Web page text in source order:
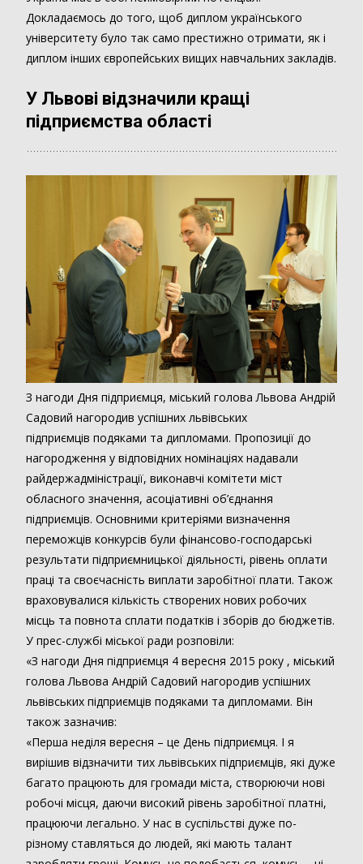
Докладаємось до того, щоб диплом українського
університету було так само престижно отримати, як і
диплом інших європейських вищих навчальних закладів.
У Львові відзначили кращі
підприємства області
З нагоди Дня підприємця, міський голова Львова Андрій
Садовий нагородив успішних львівських
підприємців подяками та дипломами. Пропозиції до
нагородження у відповідних номінаціях надавали
райдержадміністрації, виконавчі комітети міст
обласного значення, асоціативні об’єднання
підприємців. Основними критеріями визначення
переможців конкурсів були фінансово-господарські
результати підприємницької діяльності, рівень оплати
праці та своєчасність виплати заробітної плати. Також
враховувалися кількість створених нових робочих
місць та повнота сплати податків і зборів до бюджетів.
У прес-службі міської ради розповіли:
«З нагоди Дня підприємця 4 вересня 2015 року , міський
голова Львова Андрій Садовий нагородив успішних
львівських підприємців подяками та дипломами. Він
також зазначив:
«Перша неділя вересня – це День підприємця. І я
вирішив відзначити тих львівських підприємців, які дуже
багато працюють для громади міста, створюючи нові
робочі місця, даючи високий рівень заробітної платні,
працюючи легально. У нас в суспільстві дуже по-
різному ставляться до людей, які мають талант